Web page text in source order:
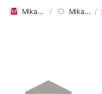
Mikawaya Subscriptionヘルプページ｜ご利用ガイド / Mikawaya Subscription /